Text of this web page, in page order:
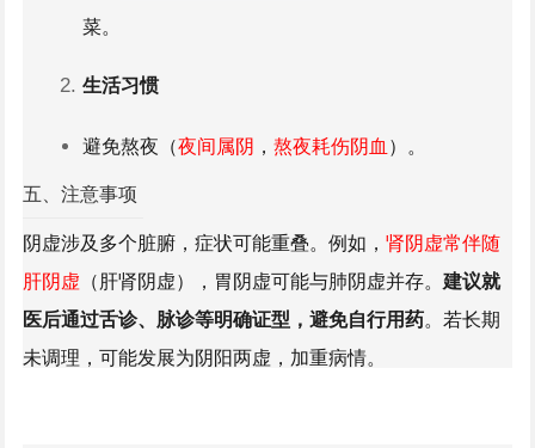
菜。
生活习惯
避免熬夜（夜间属阴 ，熬夜耗伤阴血 ）。
保持情绪平和，减少焦虑、愤怒等情绪波动。
需辨证选方，如肺阴虚用沙参麦冬汤，肾阴虚用六
味地黄丸，心阴虚用天王补心丹等。
五、注意事项
阴虚涉及多个脏腑，症状可能重叠。例如，肾阴虚常伴随
肝阴虚 （肝肾阴虚），胃阴虚可能与肺阴虚并存。建议就
医后通过舌诊、脉诊等明确证型，避免自行用药。若长期
未调理，可能发展为阴阳两虚，加重病情。